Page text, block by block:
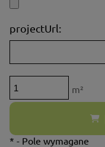
projectUrl:
m²
* - Pole wymagane